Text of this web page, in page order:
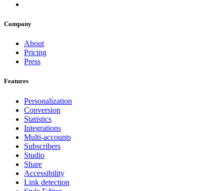
Company
About
Pricing
Press
Features
Personalization
Conversion
Statistics
Integrations
Multi-accounts
Subscribers
Studio
Share
Accessibility
Link detection